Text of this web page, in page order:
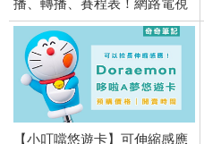
【小叮噹悠遊卡】可伸縮感應